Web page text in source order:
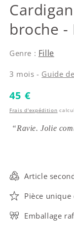
Baby
broche -
Genre : Fille
3 mois - Guide
Prix habituel
45 €
Frais d'expédition
“Ravie. Jolie
Article
Pièce unique
Emballage